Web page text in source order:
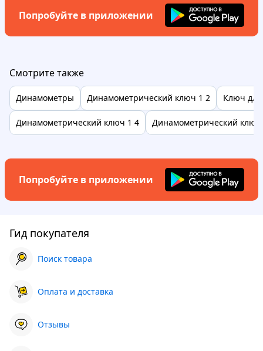
Попробуйте в приложении
Смотрите также
Динамометры Динамометрический ключ 1 2 Ключ
Динамометрический ключ 1 4 Динамометрический ключ
Попробуйте в приложении
Гид покупателя
Поиск товара
Оплата и доставка
Отзывы